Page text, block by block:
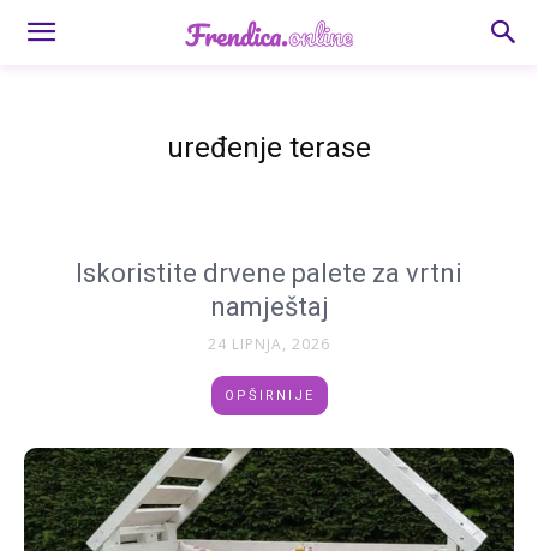
uređenje terase
Iskoristite drvene palete za vrtni
namještaj
24 LIPNJA, 2026
OPŠIRNIJE